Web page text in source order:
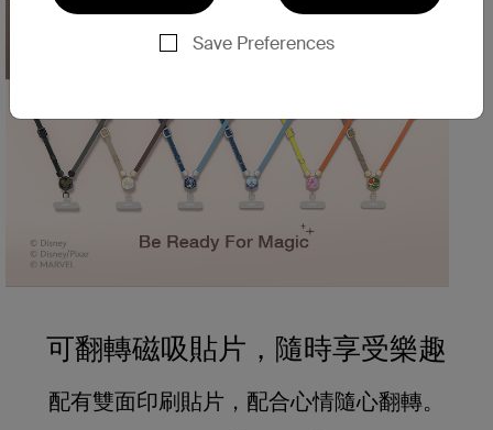
Save Preferences
可翻轉磁吸貼片，隨時享受樂趣
配有雙面印刷貼片，配合心情隨心翻轉。